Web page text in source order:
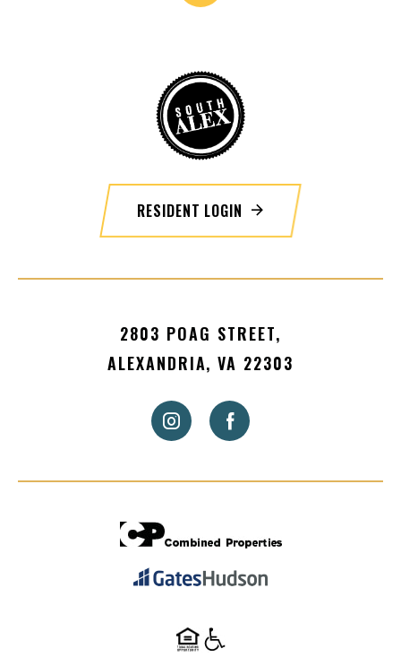
RESIDENT LOGIN
2803 POAG STREET,
ALEXANDRIA, VA 22303